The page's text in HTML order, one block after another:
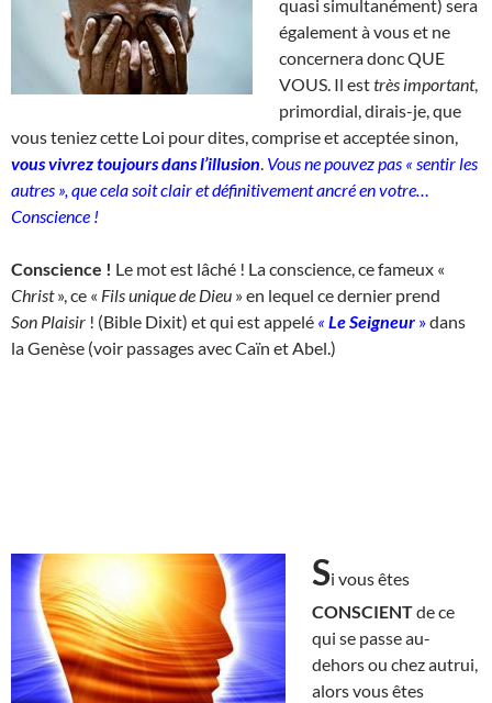
quasi simultanément) sera
également à vous et ne
concernera donc QUE
VOUS. Il esttrès important,
primordial, dirais-je, que
vous teniez cette Loi pour dites, comprise et acceptée sinon,
vous vivrez toujours dans l’illusion Vous ne pouvez pas « sentir les
autres », que cela soit clair et définitivement ancré en votre…
Conscience !
Conscience ! Le mot est lâché ! La conscience, ce fameux «
Christ», ce « Fils unique de Dieu » en lequel ce dernier prend
Son Plaisir ! (Bible Dixit) et qui est appelé « Le Seigneur »dans
la Genèse (voir passages avec Caïn et Abel.)
Si vous êtes
CONSCIENTde ce
qui se passe au-
dehors ou chez autrui,
alors vous êtes